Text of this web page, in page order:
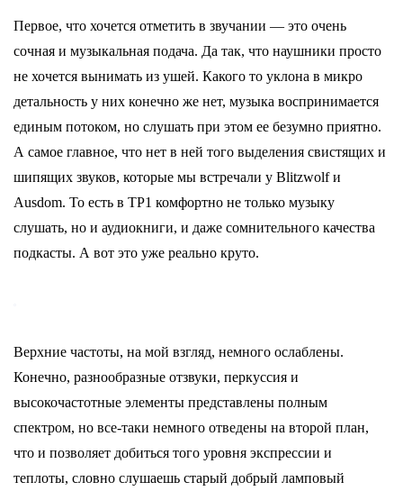
Первое, что хочется отметить в звучании — это очень
сочная и музыкальная подача. Да так, что наушники просто
не хочется вынимать из ушей. Какого то уклона в микро
детальность у них конечно же нет, музыка воспринимается
единым потоком, но слушать при этом ее безумно приятно.
А самое главное, что нет в ней того выделения свистящих и
шипящих звуков, которые мы встречали у Blitzwolf и
Ausdom. То есть в TP1 комфортно не только музыку
слушать, но и аудиокниги, и даже сомнительного качества
подкасты. А вот это уже реально круто.
Верхние частоты, на мой взгляд, немного ослаблены.
Конечно, разнообразные отзвуки, перкуссия и
высокочастотные элементы представлены полным
спектром, но все-таки немного отведены на второй план,
что и позволяет добиться того уровня экспрессии и
теплоты, словно слушаешь старый добрый ламповый